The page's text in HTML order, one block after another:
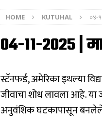
HOME KUTUHAL ०४-
०४-११-२०२५ |
स्टॅनफर्ड, अमेरिका इथल्या
जीवाचा शोध लावला आहे. या
अनुवंशिक घटकापासून